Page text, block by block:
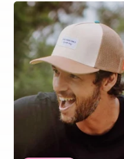
Pet-
mini-
Iced-
Coffee-
_-
Papa's-
heren-
_-